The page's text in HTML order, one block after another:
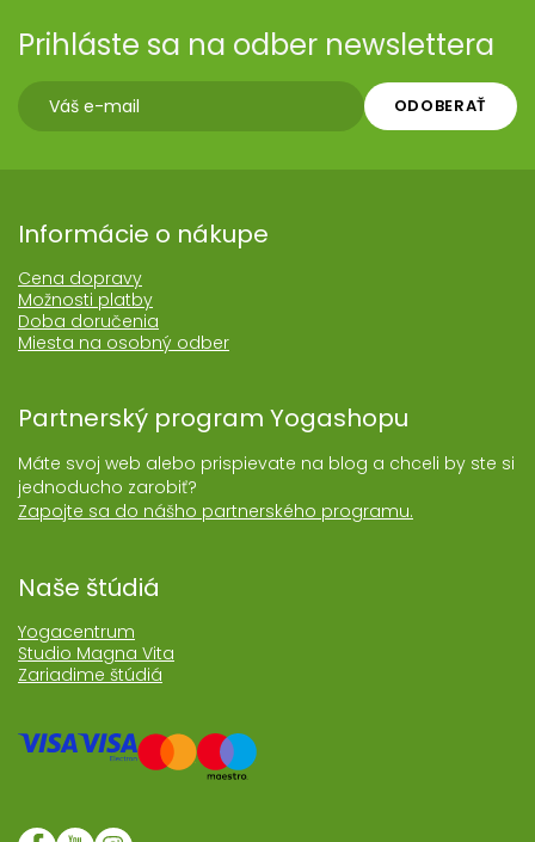
Prihláste sa na odber newslettera
ODOBERAŤ
Informácie o nákupe
Cena dopravy
Možnosti platby
Doba doručenia
Miesta na osobný odber
Partnerský program Yogashopu
Máte svoj web alebo prispievate na blog a chceli by ste si
jednoducho zarobiť?
Zapojte sa do nášho partnerského programu.
Naše štúdiá
Yogacentrum
Studio Magna Vita
Zariadime štúdiá